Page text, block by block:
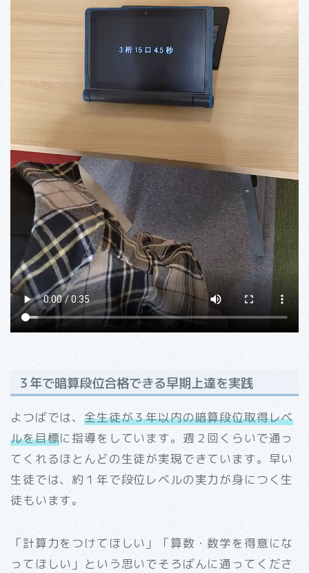
３年で暗算段位合格できる早期上達を実践
よつばでは、全生徒が３年以内の暗算段位取得レベ
ルを目標に指導をしています。週２回くらいで通っ
てくれるほとんどの生徒が実現できています。早い
生徒では、約１年で段位レベルの実力が身につく生
徒もいます。
「計算力をつけてほしい」「算数・数学を得意にな
ってほしい」という思いでそろばんに通ってくださ